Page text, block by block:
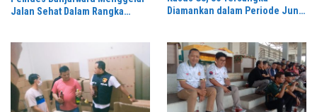
Jalan Sehat Dalam Rangka
Diamankan dalam Periode Juni-